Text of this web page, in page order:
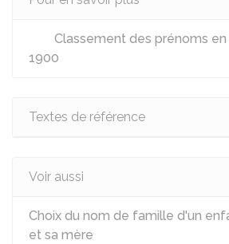
Classement des prénoms en
1900
Textes de référence
Voir aussi
Choix du nom de famille d'un
et sa mère